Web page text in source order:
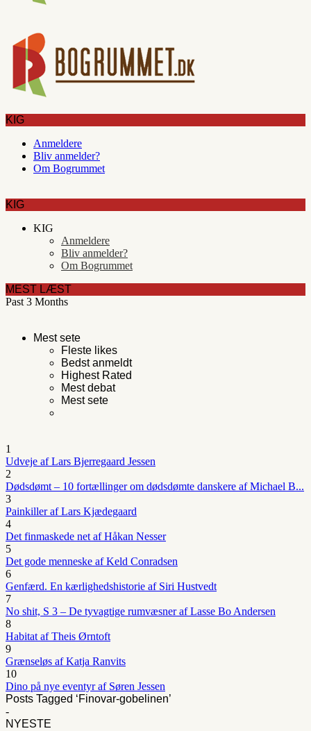
KIG
Anmeldere
Bliv anmelder?
Om Bogrummet
KIG
KIG
Anmeldere
Bliv anmelder?
Om Bogrummet
MEST LÆST
Past 3 Months
Mest sete
Fleste likes
Bedst anmeldt
Highest Rated
Mest debat
Mest sete
1
Udveje af Lars Bjerregaard Jessen
2
Dødsdømt – 10 fortællinger om dødsdømte danskere af Michael B...
3
Painkiller af Lars Kjædegaard
4
Det finmaskede net af Håkan Nesser
5
Det gode menneske af Keld Conradsen
6
Genfærd. En kærlighedshistorie af Siri Hustvedt
7
No shit, S 3 – De tyvagtige rumvæsner af Lasse Bo Andersen
8
Habitat af Theis Ørntoft
9
Grænseløs af Katja Ranvits
10
Dino på nye eventyr af Søren Jessen
Posts Tagged ‘Finovar-gobelinen’
-
NYESTE